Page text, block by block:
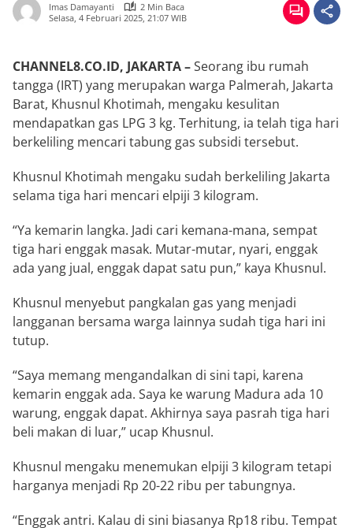
Imas Damayanti
2 Min Baca
Selasa, 4 Februari 2025, 21:07 WIB
CHANNEL8.CO.ID, JAKARTA –Seorang ibu rumah
tangga (IRT) yang merupakan warga Palmerah, Jakarta
Barat, Khusnul Khotimah, mengaku kesulitan
mendapatkan gas LPG 3 kg. Terhitung, ia telah tiga hari
berkeliling mencari tabung gas subsidi tersebut.
Khusnul Khotimah mengaku sudah berkeliling Jakarta
selama tiga hari mencari elpiji 3 kilogram.
“Ya kemarin langka. Jadi cari kemana-mana, sempat
tiga hari enggak masak. Mutar-mutar, nyari, enggak
ada yang jual, enggak dapat satu pun,” kaya Khusnul.
Khusnul menyebut pangkalan gas yang menjadi
langganan bersama warga lainnya sudah tiga hari ini
tutup.
“Saya memang mengandalkan di sini tapi, karena
kemarin enggak ada. Saya ke warung Madura ada 10
warung, enggak dapat. Akhirnya saya pasrah tiga hari
beli makan di luar,” ucap Khusnul.
Khusnul mengaku menemukan elpiji 3 kilogram tetapi
harganya menjadi Rp 20-22 ribu per tabungnya.
“Enggak antri. Kalau di sini biasanya Rp18 ribu. Tempat